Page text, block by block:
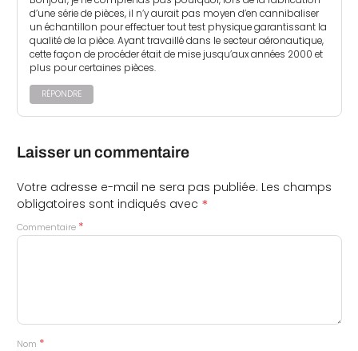
d’une série de pièces, il n’y aurait pas moyen d’en cannibaliser
un échantillon pour effectuer tout test physique garantissant la
qualité de la pièce. Ayant travaillé dans le secteur aéronautique,
cette façon de procéder était de mise jusqu’aux années 2000 et
plus pour certaines pièces.
RÉPONDRE
Laisser un commentaire
Votre adresse e-mail ne sera pas publiée. Les champs
obligatoires sont indiqués avec *
Commentaire *
Nom *